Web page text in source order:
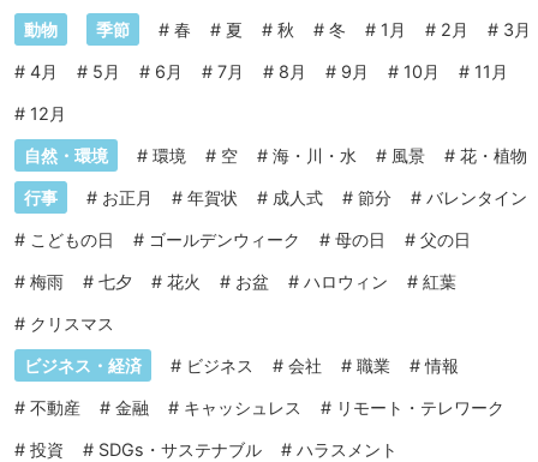
動物 季節 # 春 # 夏 # 秋 # 冬 # 1月 # 2月 # 3月
# 4月 # 5月 # 6月 # 7月 # 8月 # 9月 # 10月 # 11月
# 12月
自然・環境 # 環境 # 空 # 海・川・水 # 風景 # 花・植物
行事 # お正月 # 年賀状 # 成人式 # 節分 # バレンタイン
# こどもの日 # ゴールデンウィーク # 母の日 # 父の日
# 梅雨 # 七夕 # 花火 # お盆 # ハロウィン # 紅葉
# クリスマス
ビジネス・経済 # ビジネス # 会社 # 職業 #情報
# 不動産 # 金融 # キャッシュレス # リモート・テレワーク
# 投資 # SDGs・サステナブル # ハラスメント